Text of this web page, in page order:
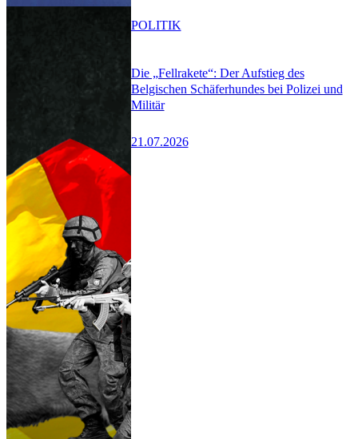
Die „Fellrakete“: Der Aufstieg des
Belgischen Schäferhundes bei Polizei und
Militär
21.07.2026
POLITIK